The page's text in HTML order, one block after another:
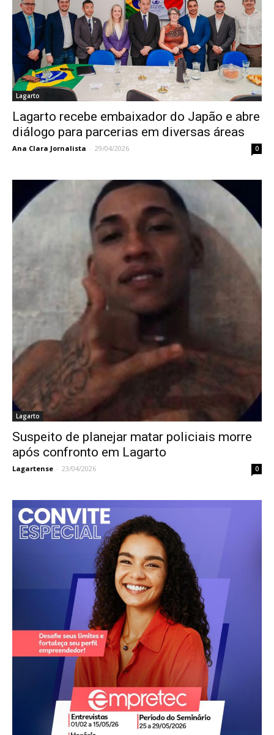
Lagarto
Lagarto recebe embaixador do Japão e abre
diálogo para parcerias em diversas áreas
Ana Clara Jornalista - 29/04/2026 0
Lagarto
Suspeito de planejar matar policiais morre
após confronto em Lagarto
Lagartense - 23/04/2026 0